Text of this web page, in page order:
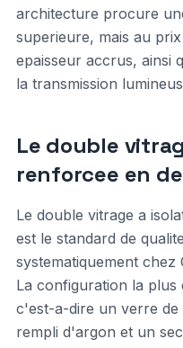
architecture procure
superieure, mais au
epaisseur accrus, ainsi
la transmission
Le double
renforcee en
Le double vitrage a
est le standard de
systematiquement chez
La configuration la
c'est-a-dire un verre de
rempli d'argon et un